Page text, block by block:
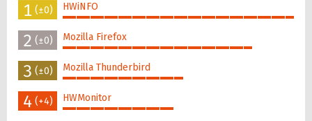
1 (±0) HWiNFO
2 (±0) Mozilla Firefox
3 (±0) Mozilla Thunderbird
4 (+4) HWMonitor